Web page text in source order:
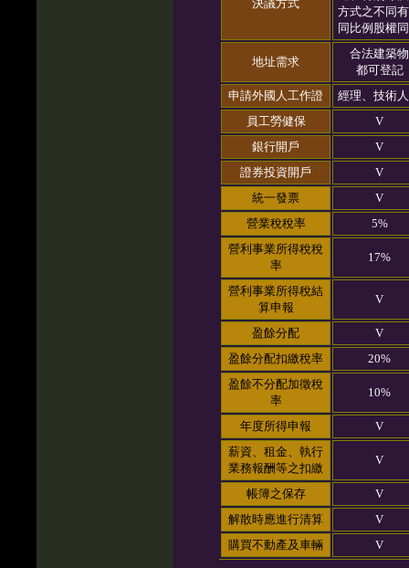
決議方式
方式之不同
同比例股權
地址需求
合法建築物
都可登記
申請外國人工作證
經理、技術
員工勞健保
V
銀行開戶
V
證券投資開戶
V
統一發票
V
營業稅稅率
5%
營利事業所得稅稅
率
17%
營利事業所得稅結
算申報
V
盈餘分配
V
盈餘分配扣繳稅率
20%
盈餘不分配加徵稅
率
10%
年度所得申報
V
薪資、租金、執行
業務報酬等之扣繳
V
帳簿之保存
V
解散時應進行清算
V
購買不動產及車輛
V